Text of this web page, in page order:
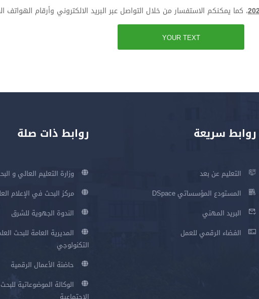
، كما يمكنكم الاستفسار من خلال التواصل عبر البريد الالكتروني وأرقام الهواتف
YOUR TEXT
روابط سريعة
التعليم عن بعد
المستودع المؤسساتي DSpace
البريد المهني
الفضاء الرقمي للعمل
روابط ذات صلة
وزارة التعليم العالي و
مركز البحث في الإعلام
الندوة الجهوية للشرق
المديرية العامة للبحث
التكنولوجي
حاضنة الأعمال الرقمية
الوكالة الموضوعاتية